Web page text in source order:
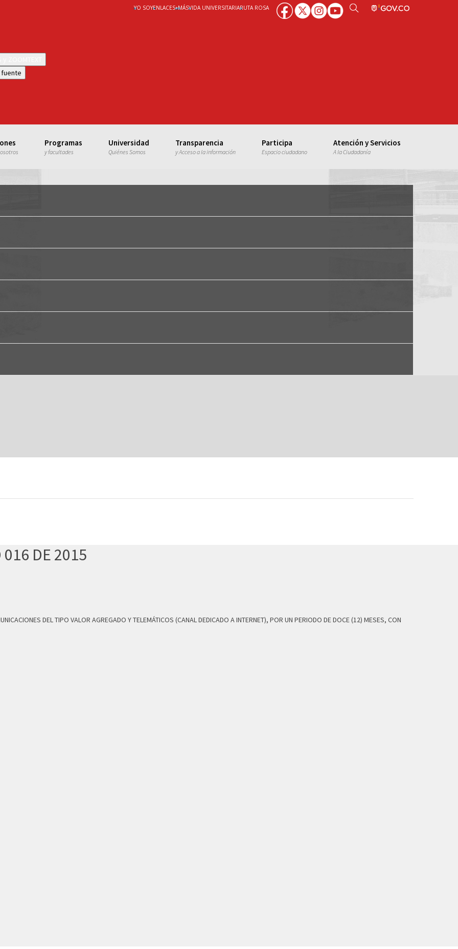
fuente
YO SOYENLACES+MÁSVIDA UNIVERSITARIARUTA ROSA
Programas
y facultades
Universidad
Quiénes Somos
Transparencia
y Acceso a la información
Participa
Espacio ciudadano
Atención y Servicios
A la Ciudadanía
016 DE 2015
DEL TIPO VALOR AGREGADO Y TELEMÁTICOS (CANAL DEDICADO A INTERNET), POR UN PERIODO DE DOCE (12) MESES, CON